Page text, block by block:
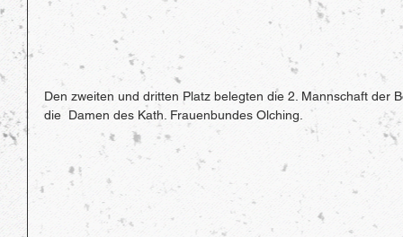
Den zweiten und dritten Platz belegten die 2. Mannschaft der
die  Damen des Kath. Frauenbundes Olching.